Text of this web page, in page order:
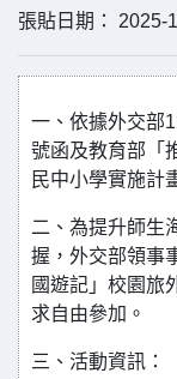
張貼日期：
一、依據外交部
號函及教育部「
民中小學實施計
二、為提升師生
握，外交部領事
國遊記」校園旅
求自由參加。
三、活動資訊：